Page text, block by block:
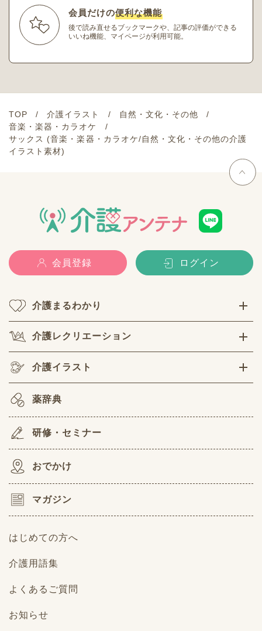
会員だけの便利な機能
後で読み直せるブックマークや、記事の評価ができる
いいね機能、マイページが利用可能。
TOP 介護イラスト
自然・文化・その他
音楽・楽器・カラオケ
サックス (音楽・楽器・カラオケ/自然・文化・その他の介護
イラスト素材)
会員登録 ログイン
介護まるわかり
介護レクリエーション
介護イラスト
薬辞典
研修・セミナー
おでかけ
マガジン
はじめての方へ
介護用語集
よくあるご質問
お知らせ